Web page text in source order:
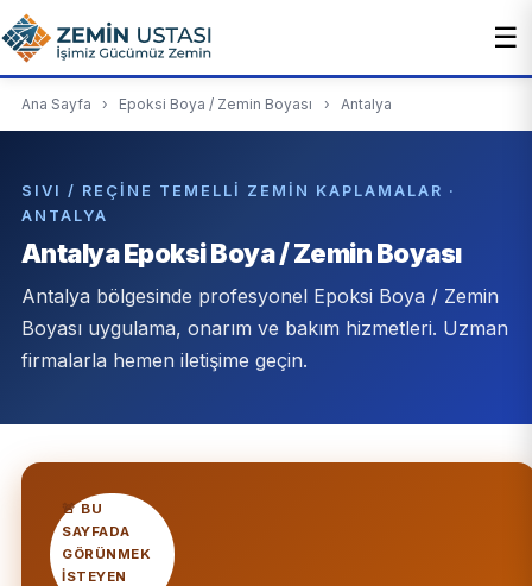
☰
Ana Sayfa › Epoksi Boya / Zemin Boyası › Antalya
SIVI / REÇINE TEMELLI ZEMIN KAPLAMALAR ·
ANTALYA
Antalya Epoksi Boya / Zemin Boyası
Antalya bölgesinde profesyonel Epoksi Boya / Zemin
Boyası uygulama, onarım ve bakım hizmetleri. Uzman
firmalarla hemen iletişime geçin.
🚨 BU
SAYFADA
GÖRÜNMEK
ISTEYEN